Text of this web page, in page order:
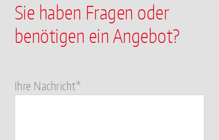
Sie haben Fragen oder
benötigen ein Angebot?
lasse
Ihre Nachricht*